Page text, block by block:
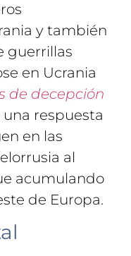
y también
guerrillas
en Ucrania
de decepción
respuesta
en las
al
acumulando
de Europa.